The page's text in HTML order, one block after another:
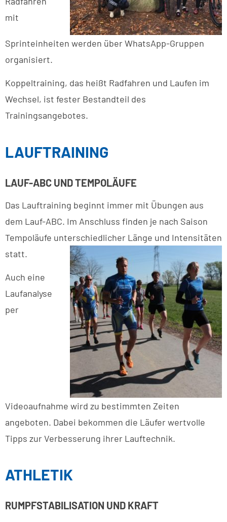
mit
Sprinteinheiten werden über WhatsApp-Gruppen
organisiert.
Koppeltraining, das heißt Radfahren und Laufen im
Wechsel, ist fester Bestandteil des
Trainingsangebotes.
LAUFTRAINING
LAUF-ABC UND TEMPOLÄUFE
Das Lauftraining beginnt immer mit Übungen aus
dem Lauf-ABC. Im Anschluss finden je nach Saison
Tempoläufe unterschiedlicher Länge und Intensitäten
statt.
Auch eine
Laufanalyse
per
Videoaufnahme wird zu bestimmten Zeiten
angeboten. Dabei bekommen die Läufer wertvolle
Tipps zur Verbesserung ihrer Lauftechnik.
ATHLETIK
RUMPFSTABILISATION UND KRAFT